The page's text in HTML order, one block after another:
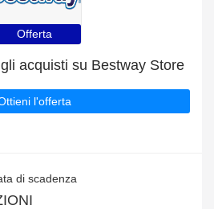
Offerta
acquisti su Bestway Store
l'offerta
di scadenza